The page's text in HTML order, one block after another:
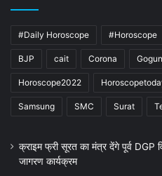
#Daily Horoscope #Horoscope
BJP cait Corona
Horoscope2022
Samsung SMC Surat
क्राइम फ्री सूरत का मंत्र देंगे पूर्व DGP
जागरण कार्यक्रम